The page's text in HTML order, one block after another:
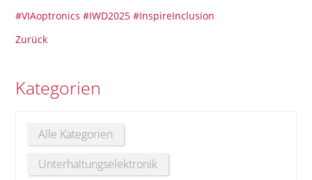
#VIAoptronics #IWD2025 #InspireInclusion
Zurück
Kategorien
Alle Kategorien
Unterhaltungselektronik